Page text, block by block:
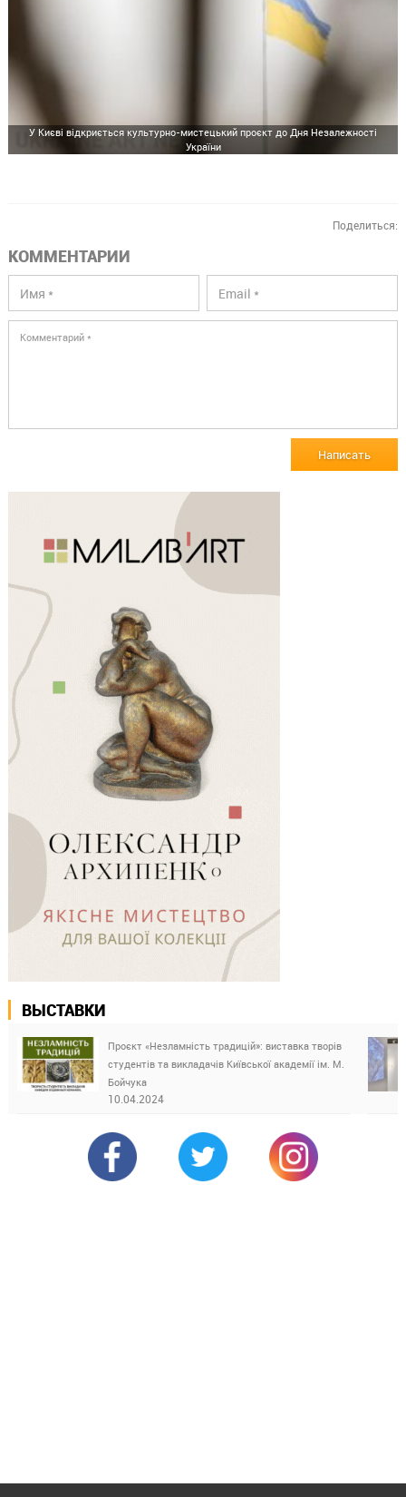
У Києві відкриється культурно-мистецький проєкт до Дня Незалежності
України
Поделиться:
КОММЕНТАРИИ
Написать
ВЫСТАВКИ
Проєкт «Незламність традицій»: виставка творів
студентів та викладачів Київської академії ім. М.
Бойчука
10.04.2024